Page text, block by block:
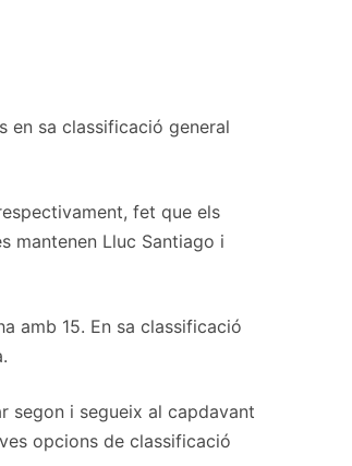
en sa classificació general
fet que els
mantenen Lluc Santiago i
amb 15. En sa classificació
segon i segueix al capdavant
opcions de classificació